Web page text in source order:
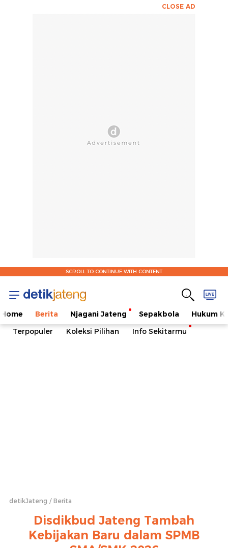
CLOSE AD
SCROLL TO CONTINUE WITH CONTENT
Home Berita Njagani Jateng Sepakbola
Hukum
Terpopuler
Koleksi Pilihan Info Sekitarmu
detikJateng Berita
Disdikbud Jateng Tambah
Kebijakan Baru dalam SPMB